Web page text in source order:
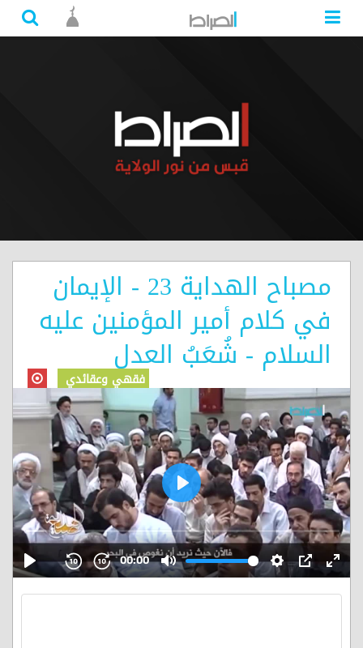
مصباح الهداية 23 - الإيمان
في كلام أمير المؤمنين عليه
السلام - شُعَبُ العدل
فقهي وعقائدي